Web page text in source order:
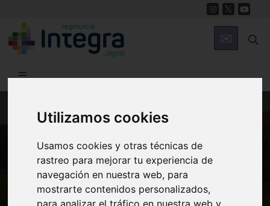
Utilizamos cookies
Usamos cookies y otras técnicas de
rastreo para mejorar tu experiencia de
navegación en nuestra web, para
mostrarte contenidos personalizados,
Cartagena
ARQUA Museo Nacional de Arqueología
Subacuática